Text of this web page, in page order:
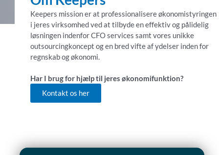
Keepers mission er at professionalisere økonomistyringen
i jeres virksomhed ved at tilbyde en effektiv og pålidelig
løsningen indenfor CFO services samt vores unikke
outsourcingkoncept og en bred vifte af ydelser inden for
regnskab og økonomi.
Har I brug for hjælp til jeres økonomifunktion?
Kontakt os her